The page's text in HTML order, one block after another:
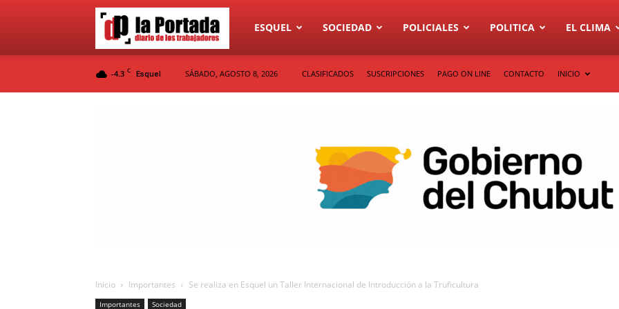
Diario
ESQUEL SOCIEDAD POLICIALES POLITICA EL CLIMA
-4.3 C Esquel SÁBADO, AGOSTO 8, 2026 CLASIFICADOS SUSCRIPCIONES PAGO ON LINE CONTACTO INICIO
Inicio Importantes Se realiza en Esquel un Taller Internacional de Introducción a la Truficultura
Importantes Sociedad